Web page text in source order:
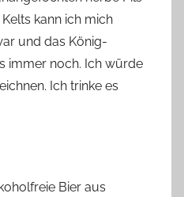
kann ich mich
und das König-
immer noch. Ich würde
Ich trinke es
Bier aus